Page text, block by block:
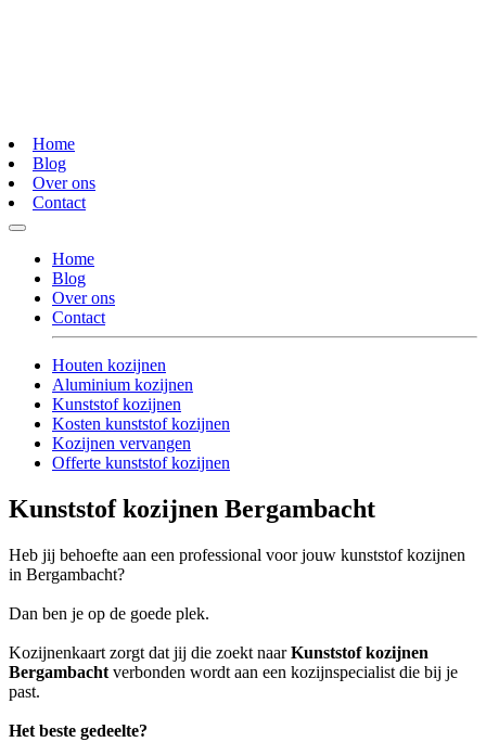
Home
Blog
Over ons
Contact
Home
Blog
Over ons
Contact
Houten kozijnen
Aluminium kozijnen
Kunststof kozijnen
Kosten kunststof kozijnen
Kozijnen vervangen
Offerte kunststof kozijnen
Kunststof kozijnen Bergambacht
Heb jij behoefte aan een professional voor jouw kunststof kozijnen
in Bergambacht?
Dan ben je op de goede plek.
Kozijnenkaart zorgt dat jij die zoekt naarKunststof kozijnen
Bergambacht verbonden wordt aan een kozijnspecialist die bij je
past.
Het beste gedeelte?